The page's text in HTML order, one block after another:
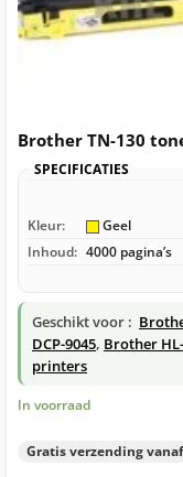
Brother TN-130
SPECIFICATIES
Kleur: Geel
Inhoud: 4000 pagina’s
Geschikt voor :
DCP-9045, Brother
printers
In voorraad
Gratis verzending